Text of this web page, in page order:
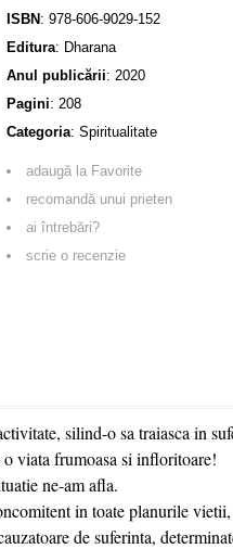
ISBN : 978-606-9029-152
Editura: Dharana
Anul publicării: 2020
Pagini: 208
Categoria: Spiritualitate
adaugă la Favorite
recomandă unui prieten
ai întrebări?
scrie o recenzie
silind-o sa traiasca in
viata frumoasa si infloritoare!
ne-am afla.
in toate planurile
de suferinta,